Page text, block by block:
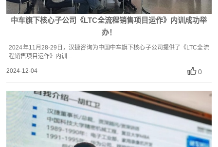
中车旗下核心子公司《LTC全流程销售项目运作》内训成功举
办！
2024年11月28-29日，汉捷咨询为中国中车旗下核心子公司提供了《LTC全流
程销售项目运作》内训...
2024-12-04 0